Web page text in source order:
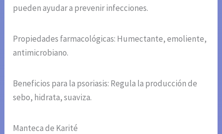
pueden ayudar a prevenir infecciones.
Propiedades farmacológicas: Humectante, emoliente,
antimicrobiano.
Beneficios para la psoriasis: Regula la producción de
sebo, hidrata, suaviza.
Manteca de Karité